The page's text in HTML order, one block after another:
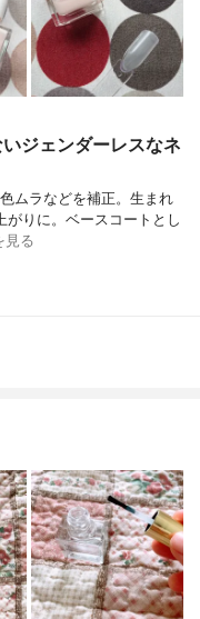
ジェンダーレスなネ
ムラなどを補正。生まれ
りに。ベースコートとし
見る